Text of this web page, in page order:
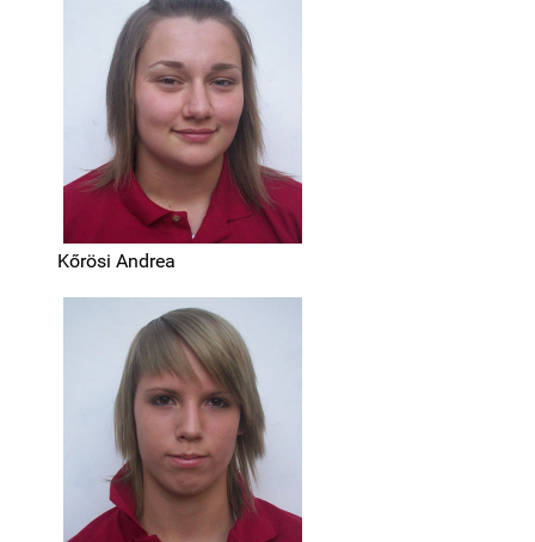
Kőrösi Andrea